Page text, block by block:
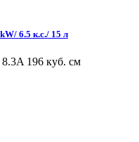
6.5 к.с./ 15 л
196 куб. см